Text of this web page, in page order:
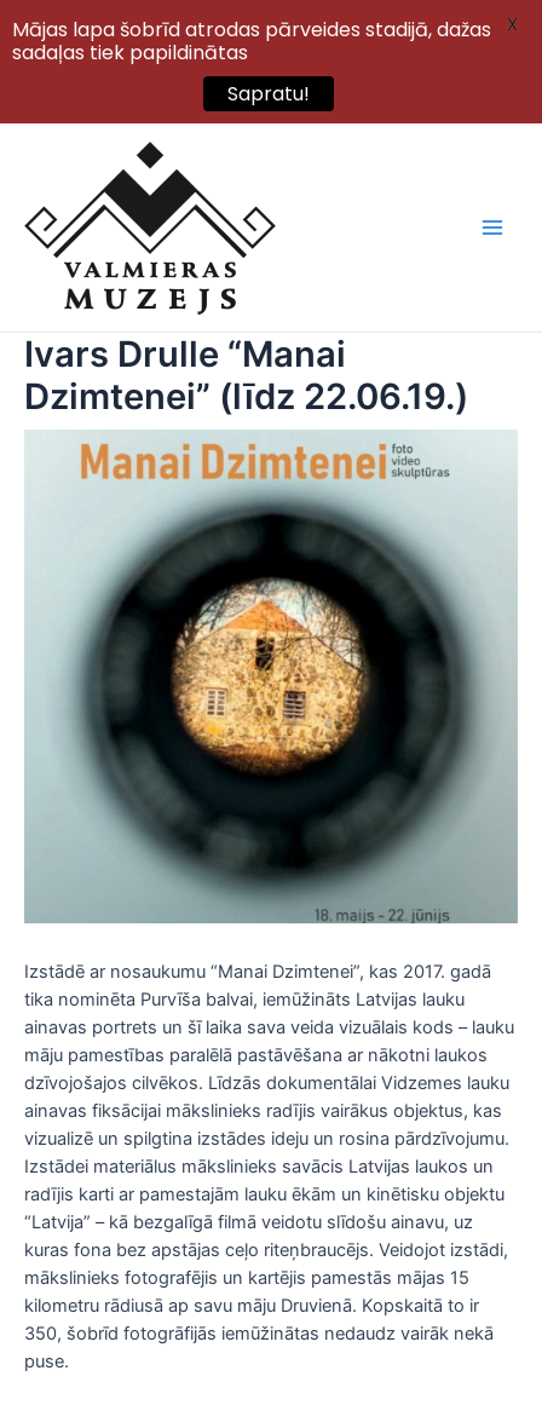
Ivars Drulle “Manai
Dzimtenei” (līdz 22.06.19.)
Izstādē ar nosaukumu “Manai Dzimtenei”, kas 2017. gadā
tika nominēta Purvīša balvai, iemūžināts Latvijas lauku
ainavas portrets un šī laika sava veida vizuālais kods – lauku
māju pamestības paralēlā pastāvēšana ar nākotni laukos
dzīvojošajos cilvēkos. Līdzās dokumentālai Vidzemes lauku
ainavas fiksācijai mākslinieks radījis vairākus objektus, kas
vizualizē un spilgtina izstādes ideju un rosina pārdzīvojumu.
Izstādei materiālus mākslinieks savācis Latvijas laukos un
radījis karti ar pamestajām lauku ēkām un kinētisku objektu
“Latvija” – kā bezgalīgā filmā veidotu slīdošu ainavu, uz
kuras fona bez apstājas ceļo riteņbraucējs. Veidojot izstādi,
mākslinieks fotografējis un kartējis pamestās mājas 15
kilometru rādiusā ap savu māju Druvienā. Kopskaitā to ir
350, šobrīd fotogrāfijās iemūžinātas nedaudz vairāk nekā
puse.
Mājas lapa šobrīd atrodas pārveides stadijā, dažas
sadaļas tiek papildinātas
Sapratu!
X